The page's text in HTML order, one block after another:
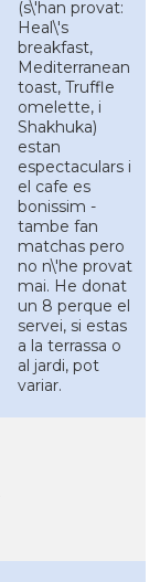
(s\'han provat:
Heal\'s
breakfast,
Mediterranean
toast, Truffle
omelette, i
Shakhuka)
estan
espectaculars i
el cafe es
bonissim -
tambe fan
matchas pero
no n\'he provat
mai. He donat
un 8 perque el
servei, si estas
a la terrassa o
al jardi, pot
variar.